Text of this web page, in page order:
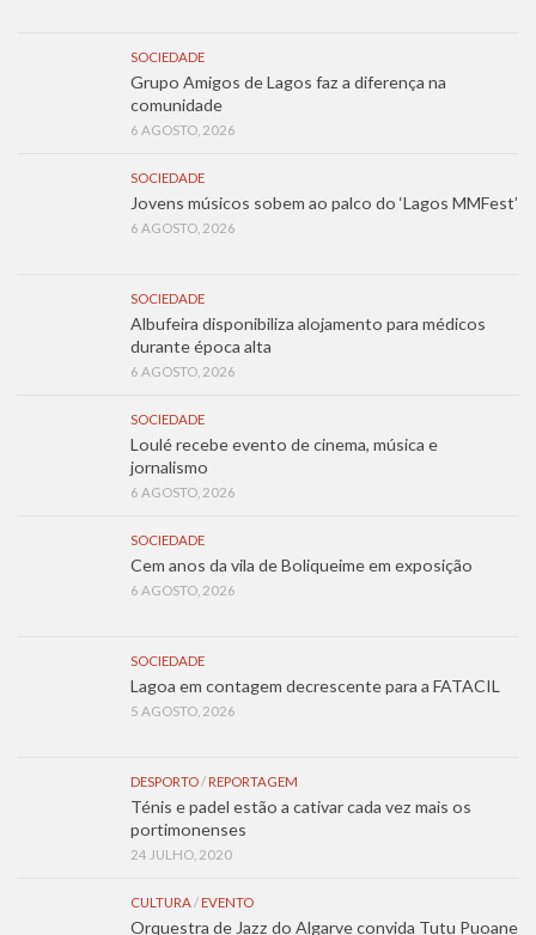
SOCIEDADE
Grupo Amigos de Lagos faz a diferença na
comunidade
6 AGOSTO, 2026
SOCIEDADE
Jovens músicos sobem ao palco do ‘Lagos MMFest’
6 AGOSTO, 2026
SOCIEDADE
Albufeira disponibiliza alojamento para médicos
durante época alta
6 AGOSTO, 2026
SOCIEDADE
Loulé recebe evento de cinema, música e
jornalismo
6 AGOSTO, 2026
SOCIEDADE
Cem anos da vila de Boliqueime em exposição
6 AGOSTO, 2026
SOCIEDADE
Lagoa em contagem decrescente para a FATACIL
5 AGOSTO, 2026
DESPORTO/ REPORTAGEM
Ténis e padel estão a cativar cada vez mais os
portimonenses
24 JULHO, 2020
CULTURA/ EVENTO
Orquestra de Jazz do Algarve convida Tutu Puoane